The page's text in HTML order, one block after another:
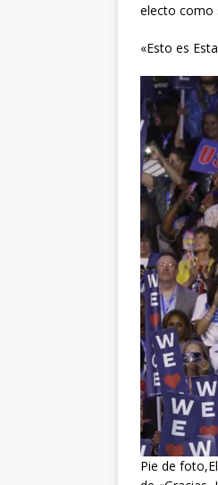
electo como
«Esto es
Pie de